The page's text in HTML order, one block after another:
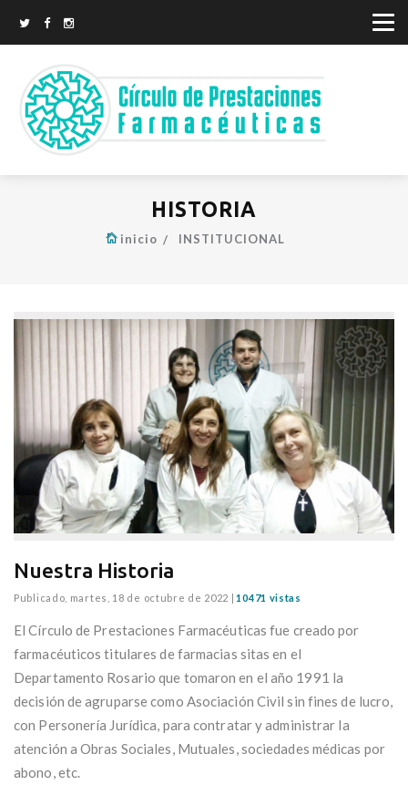
HISTORIA
inicio INSTITUCIONAL
Nuestra Historia
Publicado, martes, 18 de octubre de 2022 | 10471 vistas
El Círculo de Prestaciones Farmacéuticas fue creado por
farmacéuticos titulares de farmacias sitas en el
Departamento Rosario que tomaron en el año 1991 la
decisión de agruparse como Asociación Civil sin fines de lucro,
con Personería Jurídica, para contratar y administrar la
atención a Obras Sociales, Mutuales, sociedades médicas por
abono, etc.